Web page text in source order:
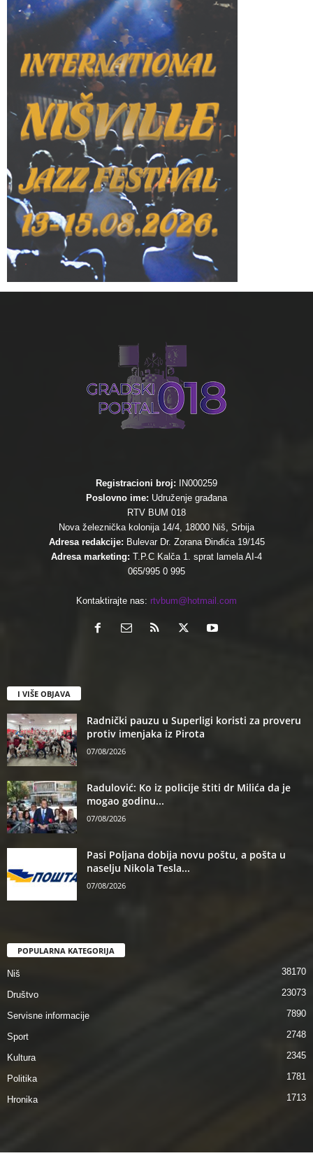
Registracioni broj:
IN000259
Poslovno ime: Udruženje građana
RTV BUM 018
Nova železnička kolonija 14/4, 18000 Niš, Srbija
Adresa redakcije: Bulevar Dr. Zorana Đinđića 19/145
Adresa marketing: T.P.C Kalča 1. sprat lamela AI-4
065/995 0 995
Kontaktirajte nas: rtvbum@hotmail.com
I VIŠE OBJAVA
Radnički pauzu u Superligi koristi za proveru
protiv imenjaka iz Pirota
07/08/2026
Radulović: Ko iz policije štiti dr Milića da je
mogao godinu...
07/08/2026
Pasi Poljana dobija novu poštu, a pošta u
naselju Nikola Tesla...
07/08/2026
POPULARNA KATEGORIJA
Niš 38170
Društvo 23073
Servisne informacije 7890
Sport 2748
Kultura 2345
Politika 1781
Hronika 1713